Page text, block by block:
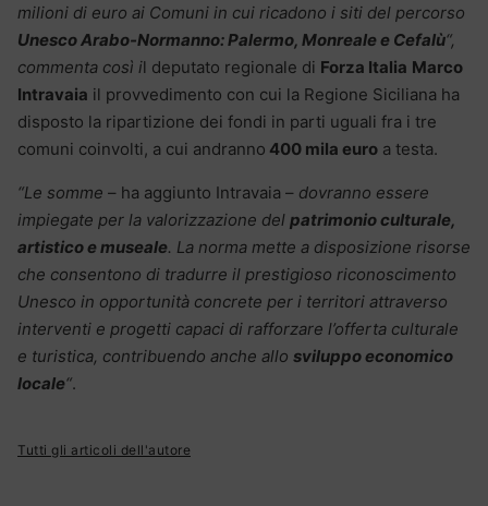
milioni di euro ai Comuni in cui ricadono i siti del percorso
Unesco Arabo-Normanno: Palermo, Monreale e Cefalù“,
commenta così il deputato regionale di Forza Italia Marco
Intravaia il provvedimento con cui la Regione Siciliana ha
disposto la ripartizione dei fondi in parti uguali fra i tre
comuni coinvolti, a cui andranno 400 mila euro a testa.
“Le somme – ha aggiunto Intravaia – dovranno essere
impiegate per la valorizzazione del patrimonio culturale,
artistico e museale. La norma mette a disposizione risorse
che consentono di tradurre il prestigioso riconoscimento
Unesco in opportunità concrete per i territori attraverso
interventi e progetti capaci di rafforzare l’offerta culturale
e turistica, contribuendo anche allo sviluppo economico
locale“.
Tutti gli articoli dell'autore